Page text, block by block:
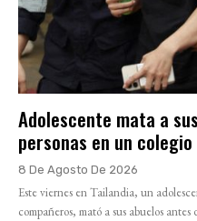
Adolescente mata a
personas en un
8 De Agosto De 2026
Este viernes en Tailandia, un
compañeros, mató a sus abuelos